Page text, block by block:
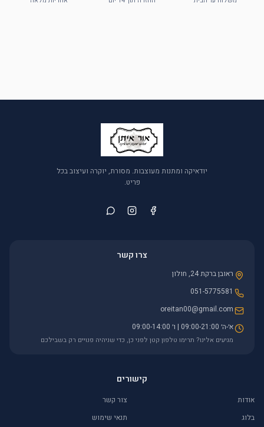
יודאיקה ומתנות מעוצבות. מסורת, יוקרה ועיצוב בכל
פריט.
צרו קשר
ראובן ברקת 24, חולון
051-5775581
oreitan00@gmail.com
א׳-ה׳ 09:00-21:00 | ו׳ 09:00-14:00
מגיעים אלינו? תרימו טלפון קטן לפני כן, כדי שניהיה פנויים רק בשבילכם
קישורים
אודות
צור קשר
בלוג
תנאי שימוש